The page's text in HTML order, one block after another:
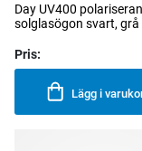
Day UV400
solglasögon svart, grå
Pris:
Lägg i